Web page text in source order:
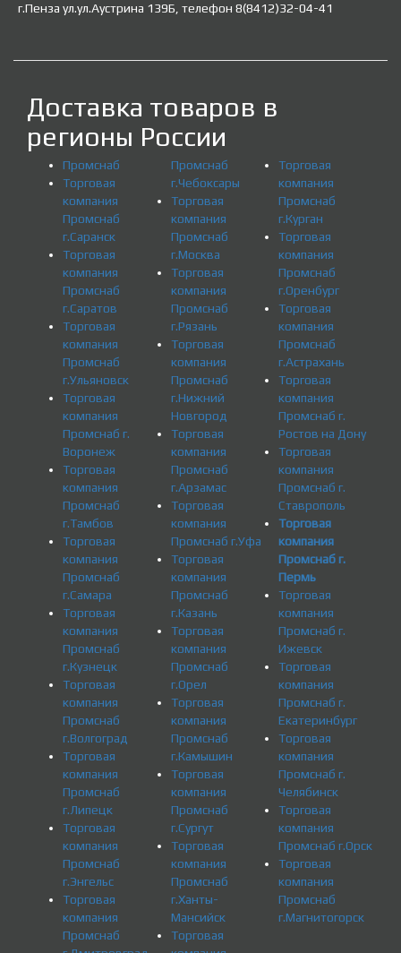
г.Пенза ул.ул.Аустрина 139Б, телефон 8(8412)32-04-41
Доставка товаров в
регионы России
Промснаб
Торговая
компания
Промснаб
г.Саранск
Торговая
компания
Промснаб
г.Саратов
Торговая
компания
Промснаб
г.Ульяновск
Торговая
компания
Промснаб г.
Воронеж
Торговая
компания
Промснаб
г.Тамбов
Торговая
компания
Промснаб
г.Самара
Торговая
компания
Промснаб
г.Кузнецк
Торговая
компания
Промснаб
г.Волгоград
Торговая
компания
Промснаб
г.Липецк
Торговая
компания
Промснаб
г.Энгельс
Торговая
компания
Промснаб
Промснаб
г.Чебоксары
Торговая
компания
Промснаб
г.Москва
Торговая
компания
Промснаб
г.Рязань
Торговая
компания
Промснаб
г.Нижний
Новгород
Торговая
компания
Промснаб
г.Арзамас
Торговая
компания
Промснаб г.Уфа
Торговая
компания
Промснаб
г.Казань
Торговая
компания
Промснаб
г.Орел
Торговая
компания
Промснаб
г.Камышин
Торговая
компания
Промснаб
г.Сургут
Торговая
компания
Промснаб
г.Ханты-
Мансийск
Торговая
Торговая
компания
Промснаб
г.Курган
Торговая
компания
Промснаб
г.Оренбург
Торговая
компания
Промснаб
г.Астрахань
Торговая
компания
Промснаб г.
Ростов на Дону
Торговая
компания
Промснаб г.
Ставрополь
Торговая
компания
Промснаб г.
Пермь
Торговая
компания
Промснаб г.
Ижевск
Торговая
компания
Промснаб г.
Екатеринбург
Торговая
компания
Промснаб г.
Челябинск
Торговая
компания
Промснаб г.Орск
Торговая
компания
Промснаб
г.Магнитогорск